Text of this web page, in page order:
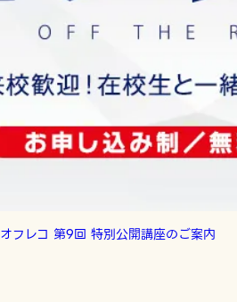
オフレコ 第9回 特別公開講座のご案内